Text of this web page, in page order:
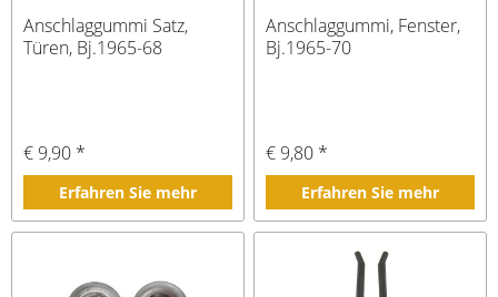
Anschlaggummi Satz,
Türen, Bj.1965-68
€ 9,90 *
Erfahren Sie mehr
Anschlaggummi, Fenster,
Bj.1965-70
€ 9,80 *
Erfahren Sie mehr